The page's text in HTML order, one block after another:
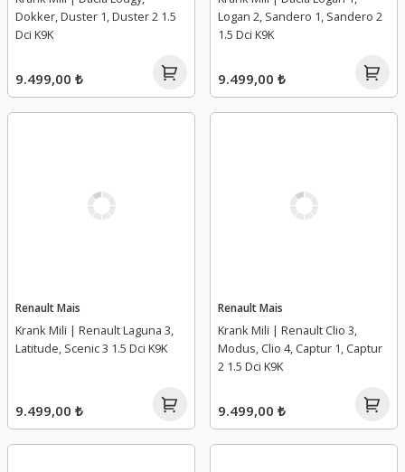
Dokker, Duster 1, Duster 2 1.5
Dci K9K
9.499,00 ₺
Logan 2, Sandero 1, Sandero 2
1.5 Dci K9K
9.499,00 ₺
Renault Mais
Krank Mili | Renault Laguna 3,
Latitude, Scenic 3 1.5 Dci K9K
9.499,00 ₺
Renault Mais
Krank Mili | Renault Clio 3,
Modus, Clio 4, Captur 1, Captur
2 1.5 Dci K9K
9.499,00 ₺